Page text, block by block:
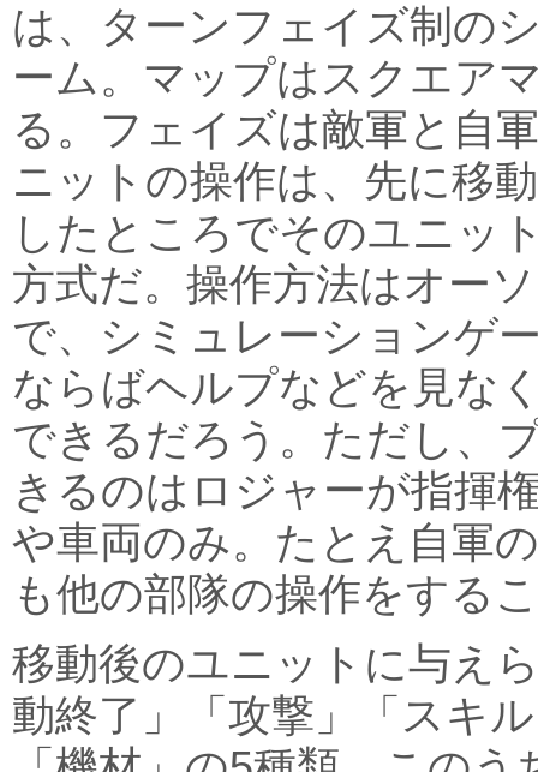
は、ターンフェイズ制の
ーム。マップはスクエア
る。フェイズは敵軍と自
ニットの操作は、先に移
したところでそのユニッ
方式だ。操作方法はオー
で、シミュレーションゲ
ならばヘルプなどを見な
できるだろう。ただし、
きるのはロジャーが指揮
や車両のみ。たとえ自軍
も他の部隊の操作をする
移動後のユニットに与え
動終了」「攻撃」「スキ